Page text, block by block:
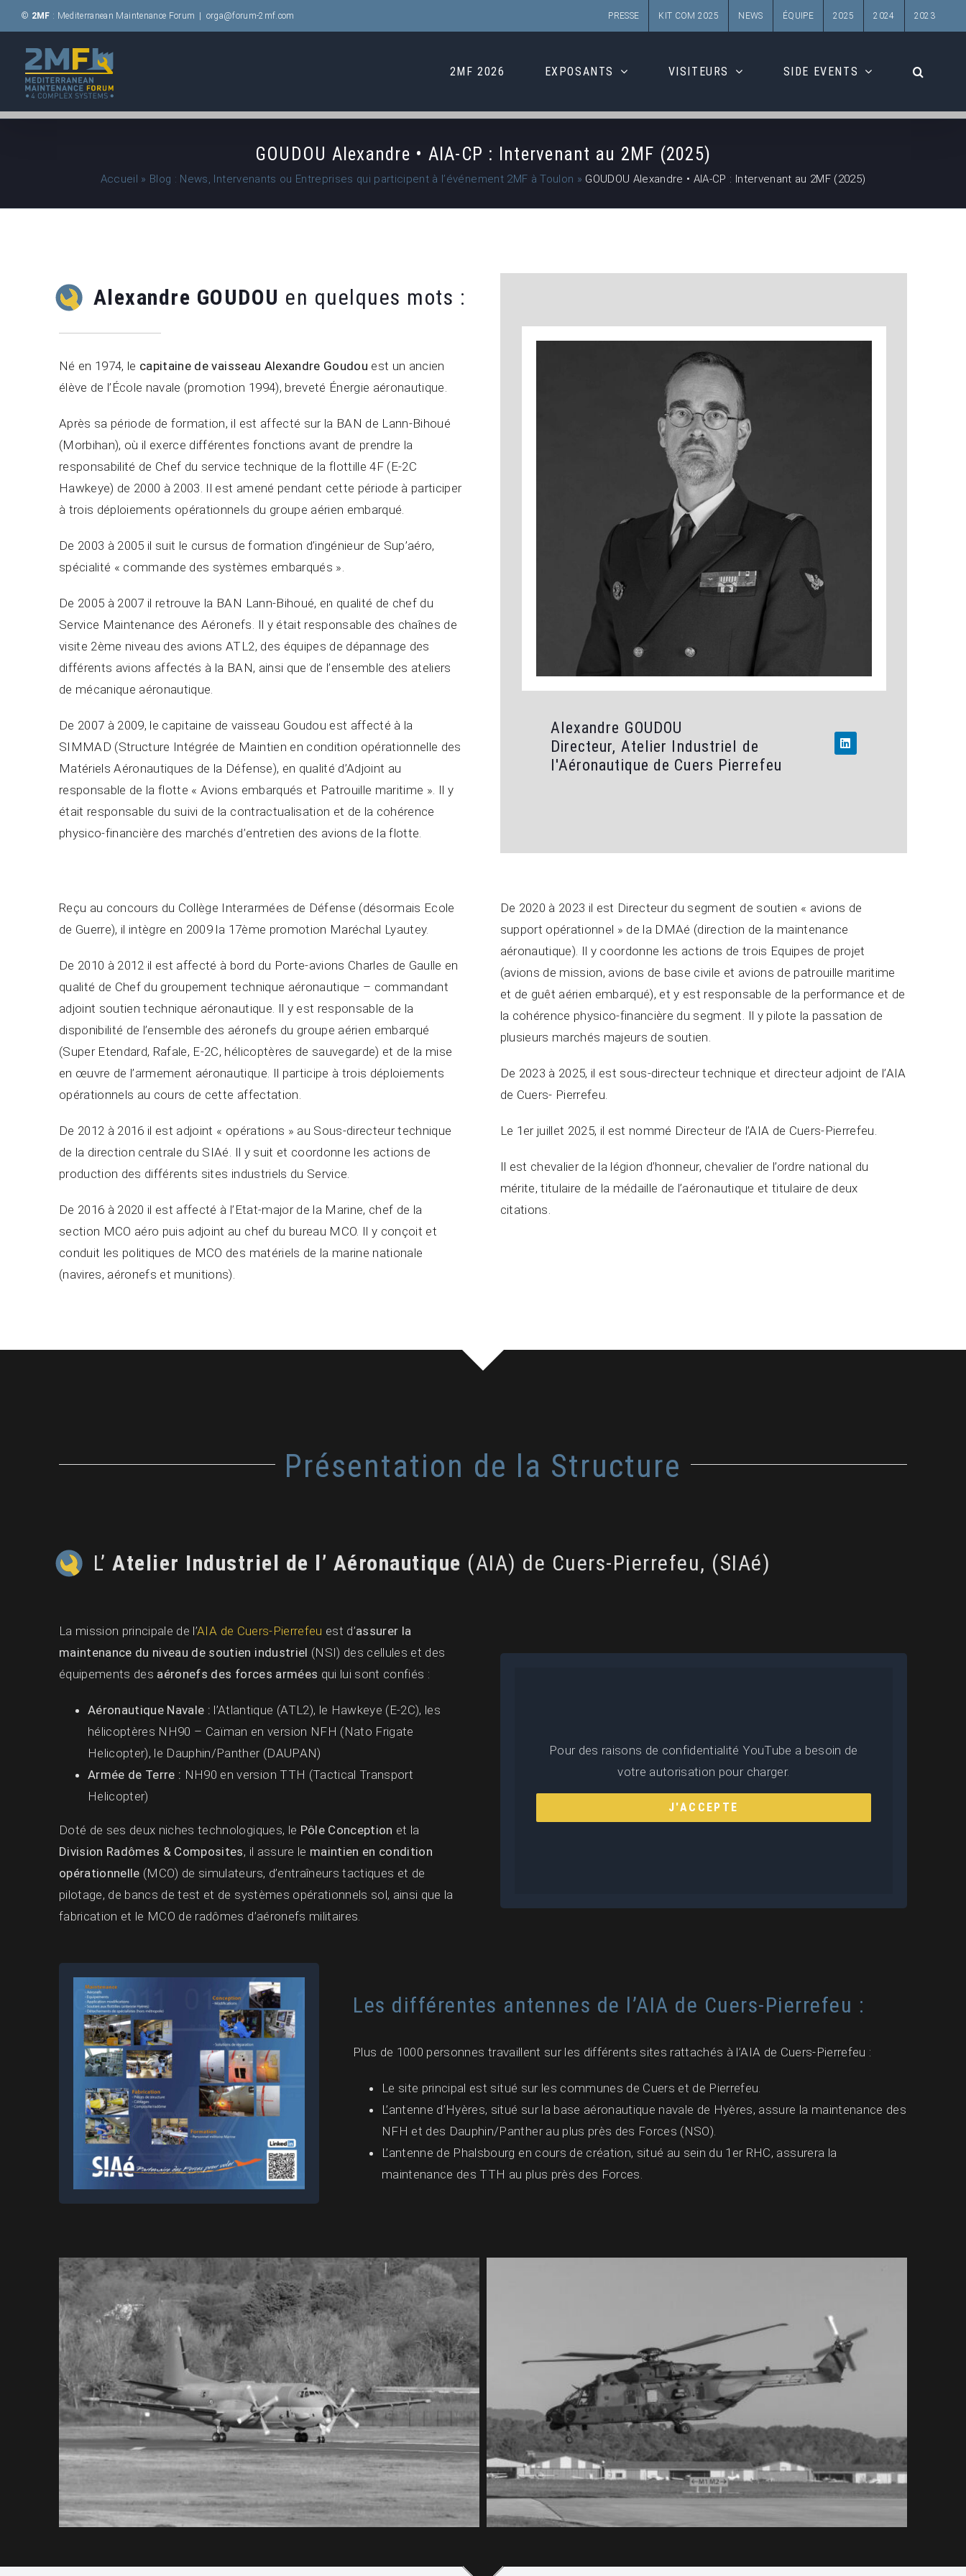
Passer
au
contenu
© 2MF : Mediterranean Maintenance Forum orga@forum-2mf.com PRESSE KIT COM 2025 NEWS ÉQUIPE 2025 2024 2023
2MF 2026 EXPOSANTS VISITEURS SIDE EVENTS
GOUDOU Alexandre • AIA-CP : Intervenant au 2MF (2025)
Accueil » Blog : News, Intervenants ou Entreprises qui participent à l’événement 2MF à Toulon » GOUDOU Alexandre • AIA-CP : Intervenant au 2MF (2025)
Alexandre GOUDOU en quelques mots :
Né en 1974, le capitaine de vaisseau Alexandre Goudou est un ancien
élève de l’École navale (promotion 1994), breveté Énergie aéronautique.
Après sa période de formation, il est affecté sur la BAN de Lann-Bihoué
(Morbihan), où il exerce différentes fonctions avant de prendre la
responsabilité de Chef du service technique de la flottille 4F (E-2C
Hawkeye) de 2000 à 2003. Il est amené pendant cette période à participer
à trois déploiements opérationnels du groupe aérien embarqué.
De 2003 à 2005 il suit le cursus de formation d’ingénieur de Sup’aéro,
spécialité « commande des systèmes embarqués ».
De 2005 à 2007 il retrouve la BAN Lann-Bihoué, en qualité de chef du
Service Maintenance des Aéronefs. Il y était responsable des chaînes de
visite 2ème niveau des avions ATL2, des équipes de dépannage des
différents avions affectés à la BAN, ainsi que de l’ensemble des ateliers
de mécanique aéronautique.
De 2007 à 2009, le capitaine de vaisseau Goudou est affecté à la
SIMMAD (Structure Intégrée de Maintien en condition opérationnelle des
Matériels Aéronautiques de la Défense), en qualité d’Adjoint au
responsable de la flotte « Avions embarqués et Patrouille maritime ». Il y
était responsable du suivi de la contractualisation et de la cohérence
physico-financière des marchés d’entretien des avions de la flotte.
Alexandre GOUDOU
Directeur, Atelier Industriel de
l'Aéronautique de Cuers Pierrefeu
Reçu au concours du Collège Interarmées de Défense (désormais Ecole
de Guerre), il intègre en 2009 la 17ème promotion Maréchal Lyautey.
De 2010 à 2012 il est affecté à bord du Porte-avions Charles de Gaulle en
qualité de Chef du groupement technique aéronautique – commandant
adjoint soutien technique aéronautique. Il y est responsable de la
disponibilité de l’ensemble des aéronefs du groupe aérien embarqué
(Super Etendard, Rafale, E-2C, hélicoptères de sauvegarde) et de la mise
en œuvre de l’armement aéronautique. Il participe à trois déploiements
opérationnels au cours de cette affectation.
De 2012 à 2016 il est adjoint « opérations » au Sous-directeur technique
de la direction centrale du SIAé. Il y suit et coordonne les actions de
production des différents sites industriels du Service.
De 2016 à 2020 il est affecté à l’Etat-major de la Marine, chef de la
section MCO aéro puis adjoint au chef du bureau MCO. Il y conçoit et
conduit les politiques de MCO des matériels de la marine nationale
(navires, aéronefs et munitions).
De 2020 à 2023 il est Directeur du segment de soutien « avions de
support opérationnel » de la DMAé (direction de la maintenance
aéronautique). Il y coordonne les actions de trois Equipes de projet
(avions de mission, avions de base civile et avions de patrouille maritime
et de guêt aérien embarqué), et y est responsable de la performance et de
la cohérence physico-financière du segment. Il y pilote la passation de
plusieurs marchés majeurs de soutien.
De 2023 à 2025, il est sous-directeur technique et directeur adjoint de l’AIA
de Cuers- Pierrefeu.
Le 1er juillet 2025, il est nommé Directeur de l’AIA de Cuers-Pierrefeu.
Il est chevalier de la légion d’honneur, chevalier de l’ordre national du
mérite, titulaire de la médaille de l’aéronautique et titulaire de deux
citations.
Présentation de la Structure
L’Atelier Industriel de l’ Aéronautique (AIA) de Cuers-Pierrefeu, (SIAé)
La mission principale de l’AIA de Cuers-Pierrefeu est d’assurer la
maintenance du niveau de soutien industriel (NSI) des cellules et des
équipements des aéronefs des forces armées qui lui sont confiés :
Aéronautique Navale : l’Atlantique (ATL2), le Hawkeye (E-2C), les
hélicoptères NH90 – Caïman en version NFH (Nato Frigate
Helicopter), le Dauphin/Panther (DAUPAN)
Armée de Terre : NH90 en version TTH (Tactical Transport
Helicopter)
Doté de ses deux niches technologiques, le Pôle Conception et la
Division Radômes & Composites, il assure le maintien en condition
opérationnelle (MCO) de simulateurs, d’entraîneurs tactiques et de
pilotage, de bancs de test et de systèmes opérationnels sol, ainsi que la
fabrication et le MCO de radômes d’aéronefs militaires.
Pour des raisons de confidentialité YouTube a besoin de
votre autorisation pour charger.
J'ACCEPTE
Les différentes antennes de l’AIA de Cuers-Pierrefeu :
Plus de 1000 personnes travaillent sur les différents sites rattachés à l’AIA de Cuers-Pierrefeu :
Le site principal est situé sur les communes de Cuers et de Pierrefeu.
L’antenne d’Hyères, situé sur la base aéronautique navale de Hyères, assure la maintenance des
NFH et des Dauphin/Panther au plus près des Forces (NSO).
L’antenne de Phalsbourg en cours de création, situé au sein du 1er RHC, assurera la
maintenance des TTH au plus près des Forces.